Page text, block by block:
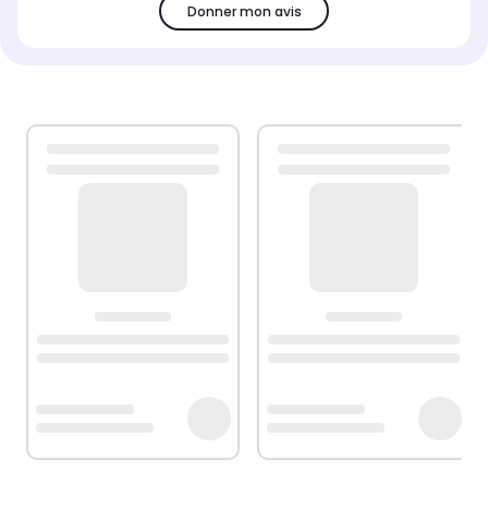
Donner mon avis